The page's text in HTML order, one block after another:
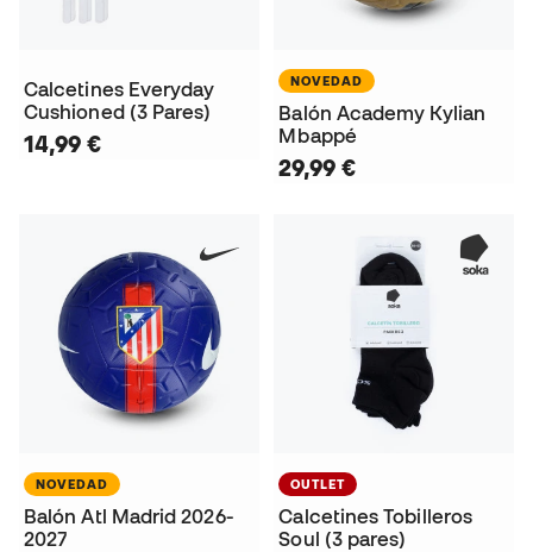
Calcetines Everyday
Cushioned (3 Pares)
14,99 €
NOVEDAD
Balón Academy Kylian
Mbappé
29,99 €
NOVEDAD
Balón Atl Madrid 2026-
2027
OUTLET
Calcetines Tobilleros
Soul (3 pares)